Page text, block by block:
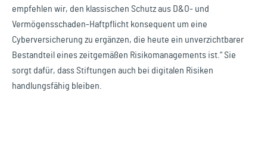
empfehlen wir, den klassischen Schutz aus D&O- und
Vermögensschaden-Haftpflicht konsequent um eine
Cyberversicherung zu ergänzen, die heute ein unverzichtbarer
Bestandteil eines zeitgemäßen Risikomanagements ist.“ Sie
sorgt dafür, dass Stiftungen auch bei digitalen Risiken
handlungsfähig bleiben.